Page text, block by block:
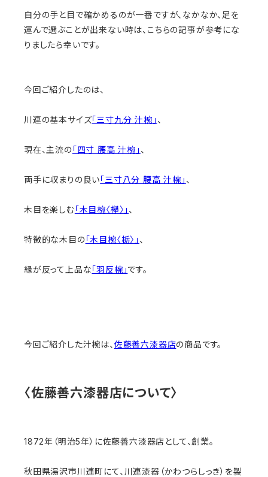
自分の手と目で確かめるのが一番ですが、なかなか、足を
運んで選ぶことが出来ない時は、こちらの記事が参考にな
りましたら幸いです。
今回ご紹介したのは、
川連の基本サイズ「三寸九分 汁椀」 、
現在、主流の「四寸 腰高 汁椀」 、
両手に収まりの良い「三寸八分 腰高 汁椀」 、
木目を楽しむ「木目椀〈欅〉」 、
特徴的な木目の「木目椀〈栃〉」 、
縁が反って上品な「羽反椀」です。
今回ご紹介した汁椀は、 佐藤善六漆器店の商品です。
〈佐藤善六漆器店について〉
1872年（明治5年）に佐藤善六漆器店として、創業。
秋田県湯沢市川連町にて、川連漆器（かわつらしっき）を製